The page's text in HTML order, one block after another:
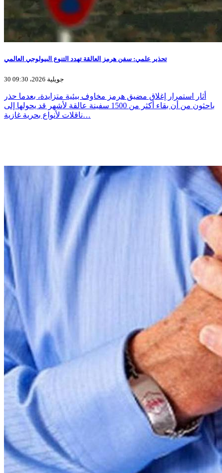
تحذير علمي: سفن هرمز العالقة تهدد التنوع البيولوجي العالمي
30 جويلية 2026، 09:30
أثار استمرار إغلاق مضيق هرمز مخاوف بيئية متزايدة، بعدما حذر
باحثون من أن بقاء أكثر من 1500 سفينة عالقة لأشهر قد يحولها إلى
ناقلات لأنواع بحرية غازية…